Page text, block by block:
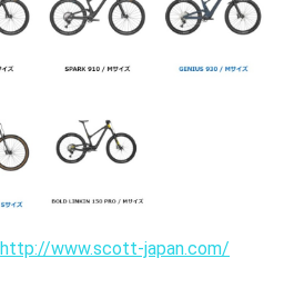
http://www.scott-japan.com/